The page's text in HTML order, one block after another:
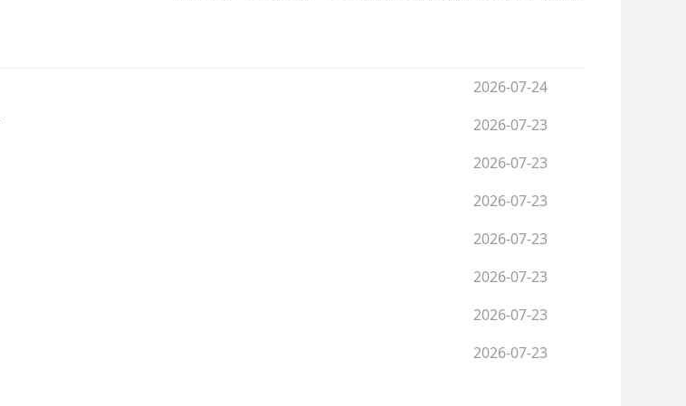
2026-07-24
2026-07-23
2026-07-23
2026-07-23
2026-07-23
2026-07-23
2026-07-23
2026-07-23